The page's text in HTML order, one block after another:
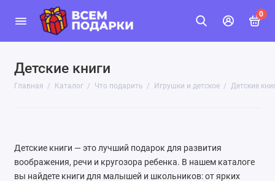
0
Детские книги
Главная Каталог Что подарить Игрушки и детское Детские
Детские книги — это лучший подарок для развития
воображения, речи и кругозора ребенка. В нашем каталоге
вы найдете книги для малышей и школьников: от ярких